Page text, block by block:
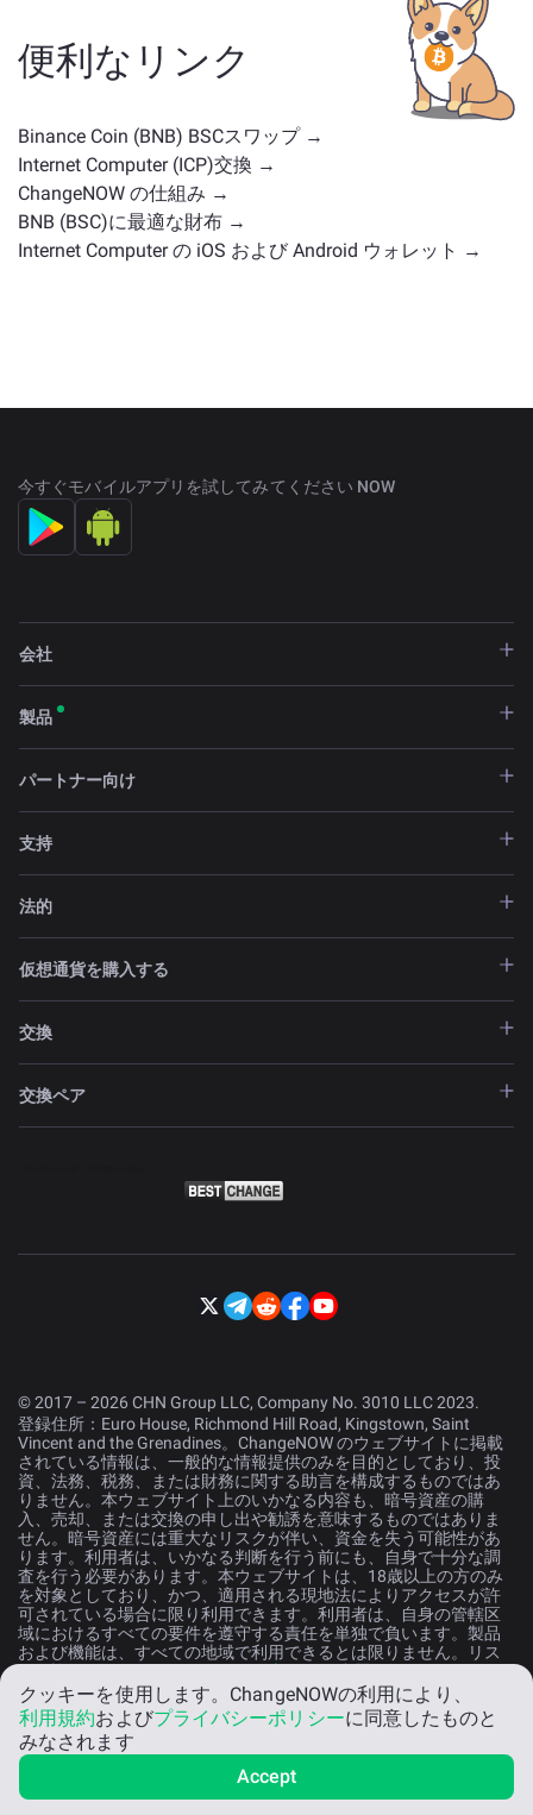
ナンスコイン、またはその他のタイプかどうかです。
一般的な代替案には、類似のユースケースや市場の位
置を持つ他の暗号通貨が含まれます。
メイン交換ペー
で利用可能なすべての資産を確認してください。
便利なリンク
Binance Coin (BNB) BSCスワップ →
Internet Computer (ICP)交換 →
ChangeNOW の仕組み →
BNB (BSC)に最適な財布 →
Internet Computer の iOS および Android ウォレット →
今すぐモバイルアプリを試してみてください NOW
会社
製品
パートナー向け
支持
法的
仮想通貨を購入する
交換
交換ペア
© 2017 – 2026 CHN Group LLC, Company No. 3010 LLC 2023.
登録住所：Euro House, Richmond Hill Road, Kingstown, Saint
Vincent and the Grenadines。ChangeNOW のウェブサイトに掲載
されている情報は、一般的な情報提供のみを目的としており、投
資、法務、税務、または財務に関する助言を構成するものではあ
りません。本ウェブサイト上のいかなる内容も、暗号資産の購
入、売却、または交換の申し出や勧誘を意味するものではありま
せん。暗号資産には重大なリスクが伴い、資金を失う可能性があ
ります。利用者は、いかなる判断を行う前にも、自身で十分な調
査を行う必要があります。本ウェブサイトは、18歳以上の方のみ
を対象としており、かつ、適用される現地法によりアクセスが許
可されている場合に限り利用できます。利用者は、自身の管轄区
域におけるすべての要件を遵守する責任を単独で負います。製品
および機能は、すべての地域で利用できるとは限りません。リス
日本語
クッキーを使用します。 ChangeNOWの利用により、
利用規約およびプライバシーポリシーに同意したものと
みなされます
Accept